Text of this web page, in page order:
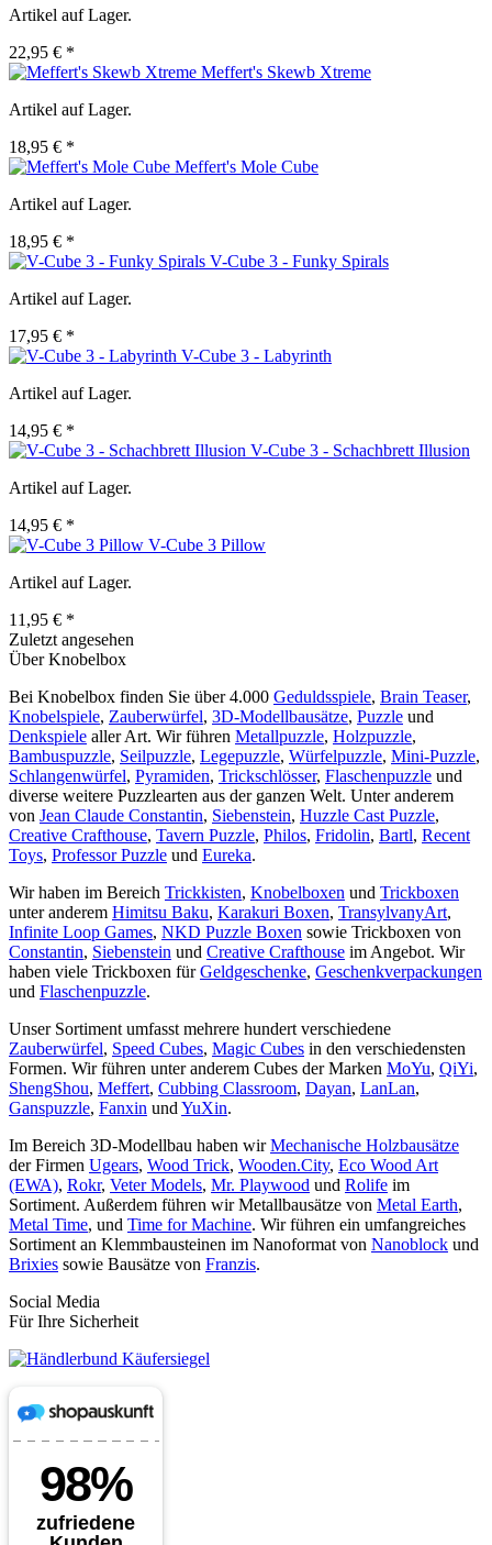
Artikel auf Lager.
22,95 € *
Meffert's Skewb Xtreme
Artikel auf Lager.
18,95 € *
Meffert's Mole Cube
Artikel auf Lager.
18,95 € *
V-Cube 3 - Funky Spirals
Artikel auf Lager.
17,95 € *
V-Cube 3 - Labyrinth
Artikel auf Lager.
14,95 € *
V-Cube 3 - Schachbrett Illusion
Artikel auf Lager.
14,95 € *
V-Cube 3 Pillow
Artikel auf Lager.
11,95 € *
Zuletzt angesehen
Über Knobelbox
Bei Knobelbox finden Sie über 4.000 Geduldsspiele, Brain Teaser,
Knobelspiele, Zauberwürfel, 3D-Modellbausätze, Puzzle und
Denkspiele aller Art. Wir führen Metallpuzzle, Holzpuzzle,
Bambuspuzzle, Seilpuzzle, Legepuzzle, Würfelpuzzle, Mini-Puzzle,
Schlangenwürfel, Pyramiden, Trickschlösser, Flaschenpuzzle und
diverse weitere Puzzlearten aus der ganzen Welt. Unter anderem
von Jean Claude Constantin, Siebenstein, Huzzle Cast Puzzle,
Creative Crafthouse, Tavern Puzzle, Philos, Fridolin, Bartl, Recent
Toys, Professor Puzzle und Eureka.
Wir haben im Bereich Trickkisten, Knobelboxen und Trickboxen
unter anderem Himitsu Baku, Karakuri Boxen, TransylvanyArt,
Infinite Loop Games, NKD Puzzle Boxen sowie Trickboxen von
Constantin, Siebenstein und Creative Crafthouse im Angebot. Wir
haben viele Trickboxen fürGeldgeschenke, Geschenkverpackungen
und Flaschenpuzzle.
Unser Sortiment umfasst mehrere hundert verschiedene
Zauberwürfel, Speed Cubes, Magic Cubes in den verschiedensten
Formen. Wir führen unter anderem Cubes der Marken MoYu, QiYi,
ShengShou, Meffert, Cubbing Classroom, Dayan, LanLan,
Ganspuzzle, Fanxin und YuXin.
Im Bereich 3D-Modellbau haben wirMechanische Holzbausätze
der Firmen Ugears, Wood Trick, Wooden.City, Eco Wood Art
(EWA), Rokr, Veter Models, Mr. Playwood und Rolife im
Sortiment. Außerdem führen wir Metallbausätze von Metal Earth,
Metal Time, und Time for Machine. Wir führen ein umfangreiches
Sortiment an Klemmbausteinen im Nanoformat von Nanoblock und
Brixies sowie Bausätze von Franzis.
Social Media
Für Ihre Sicherheit